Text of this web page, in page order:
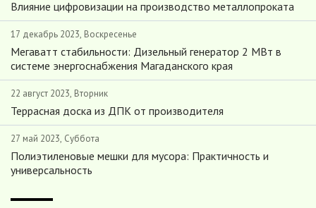
Влияние цифровизации на производство металлопроката
17 декабрь 2023, Воскресенье
Мегаватт стабильности: Дизельный генератор 2 МВт в
системе энергоснабжения Магаданского края
22 август 2023, Вторник
Террасная доска из ДПК от производителя
27 май 2023, Суббота
Полиэтиленовые мешки для мусора: Практичность и
универсальность